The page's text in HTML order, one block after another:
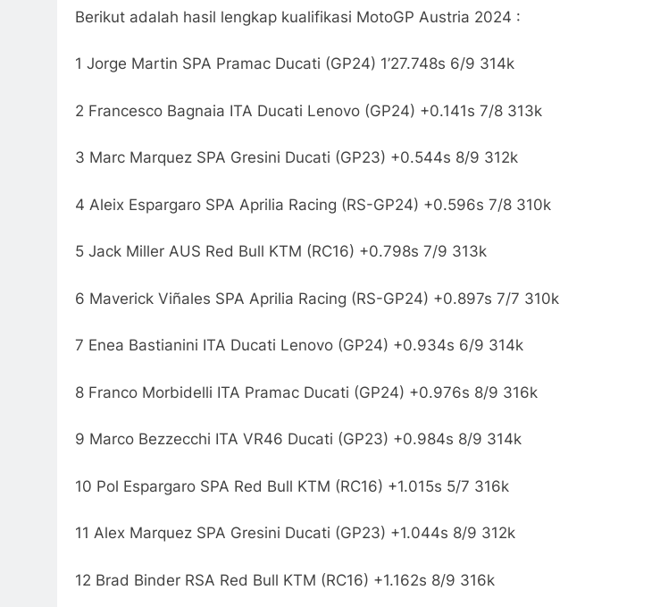
Berikut adalah hasil lengkap kualifikasi MotoGP Austria 2024 :
1 Jorge Martin SPA Pramac Ducati (GP24) 1’27.748s 6/9 314k
2 Francesco Bagnaia ITA Ducati Lenovo (GP24) +0.141s 7/8 313k
3 Marc Marquez SPA Gresini Ducati (GP23) +0.544s 8/9 312k
4 Aleix Espargaro SPA Aprilia Racing (RS-GP24) +0.596s 7/8 310k
5 Jack Miller AUS Red Bull KTM (RC16) +0.798s 7/9 313k
6 Maverick Viñales SPA Aprilia Racing (RS-GP24) +0.897s 7/7 310k
7 Enea Bastianini ITA Ducati Lenovo (GP24) +0.934s 6/9 314k
8 Franco Morbidelli ITA Pramac Ducati (GP24) +0.976s 8/9 316k
9 Marco Bezzecchi ITA VR46 Ducati (GP23) +0.984s 8/9 314k
10 Pol Espargaro SPA Red Bull KTM (RC16) +1.015s 5/7 316k
11 Alex Marquez SPA Gresini Ducati (GP23) +1.044s 8/9 312k
12 Brad Binder RSA Red Bull KTM (RC16) +1.162s 8/9 316k